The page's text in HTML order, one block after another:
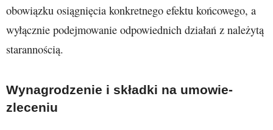
obowiązku osiągnięcia konkretnego efektu końcowego, a
wyłącznie podejmowanie odpowiednich działań z należytą
starannością.
Wynagrodzenie i składki na umowie-
zleceniu